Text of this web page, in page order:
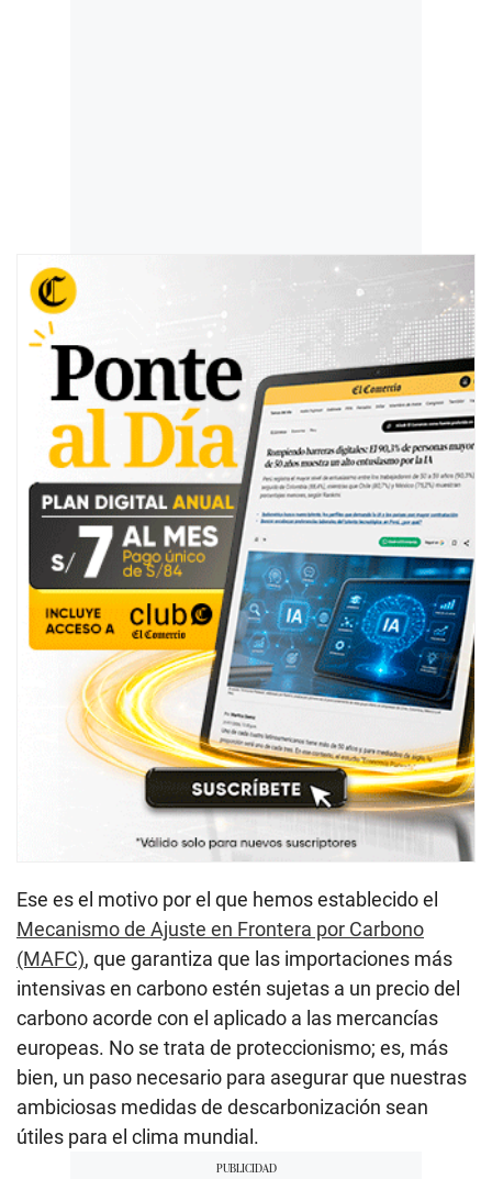
Ese es el motivo por el que hemos establecido el
Mecanismo de Ajuste en Frontera por Carbono
(MAFC), que garantiza que las importaciones más
intensivas en carbono estén sujetas a un precio del
carbono acorde con el aplicado a las mercancías
europeas. No se trata de proteccionismo; es, más
bien, un paso necesario para asegurar que nuestras
ambiciosas medidas de descarbonización sean
útiles para el clima mundial.